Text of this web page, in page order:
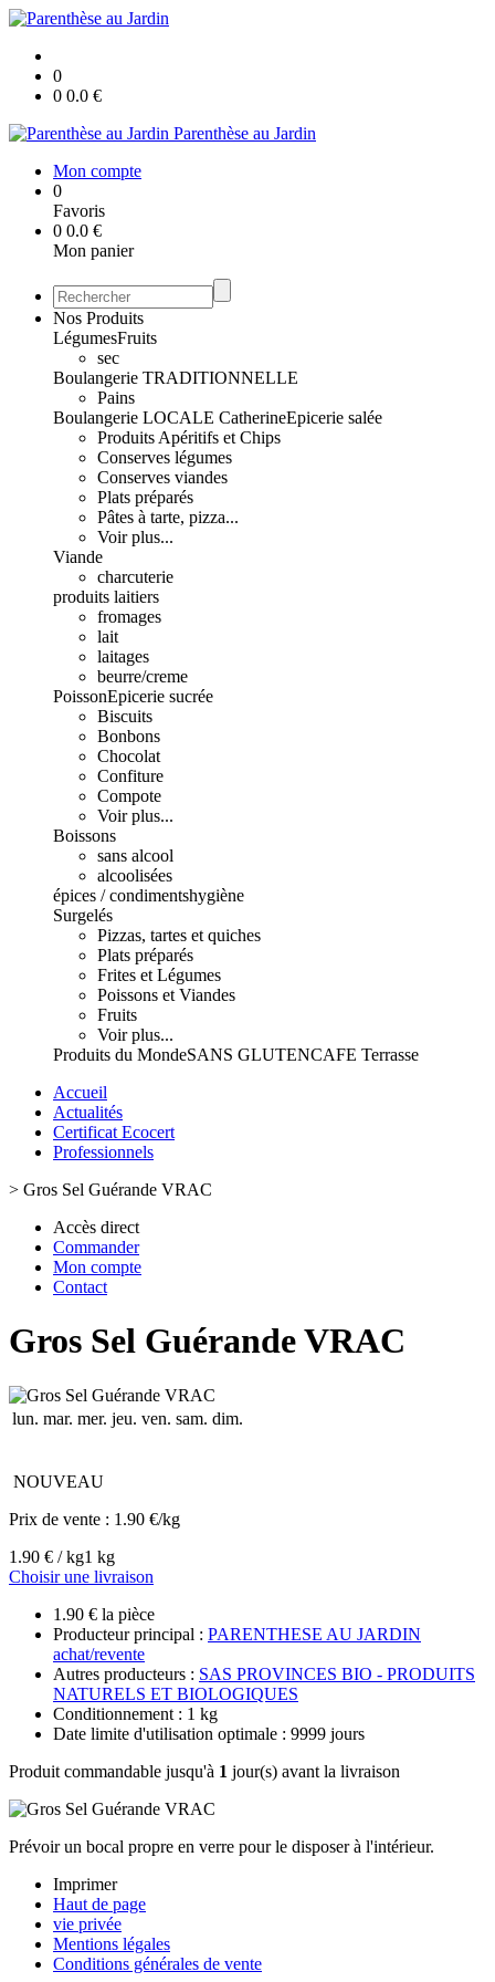
0
0 0.0 €
Parenthèse au Jardin
Mon compte
0
Favoris
0 0.0 €
Mon panier
Nos Produits
LégumesFruits
sec
Boulangerie TRADITIONNELLE
Pains
Boulangerie LOCALE CatherineEpicerie salée
Produits Apéritifs et Chips
Conserves légumes
Conserves viandes
Plats préparés
Pâtes à tarte, pizza...
Voir plus...
Viande
charcuterie
produits laitiers
fromages
lait
laitages
beurre/creme
PoissonEpicerie sucrée
Biscuits
Bonbons
Chocolat
Confiture
Compote
Voir plus...
Boissons
sans alcool
alcoolisées
épices / condimentshygiène
Surgelés
Pizzas, tartes et quiches
Plats préparés
Frites et Légumes
Poissons et Viandes
Fruits
Voir plus...
Produits du MondeSANS GLUTENCAFE Terrasse
Accueil
Actualités
Certificat Ecocert
Professionnels
> Gros Sel Guérande VRAC
Accès direct
Commander
Mon compte
Contact
Gros Sel Guérande VRAC
lun. mar. mer. jeu. ven. sam. dim.
NOUVEAU
Prix de vente : 1.90 €/kg
1.90 € / kg1 kg
Choisir une livraison
1.90 € la pièce
Producteur principal : PARENTHESE AU JARDIN
achat/revente
Autres producteurs : SAS PROVINCES BIO - PRODUITS
NATURELS ET BIOLOGIQUES
Conditionnement : 1 kg
Date limite d'utilisation optimale : 9999 jours
Produit commandable jusqu'à 1 jour(s) avant la livraison
Prévoir un bocal propre en verre pour le disposer à l'intérieur.
Imprimer
Haut de page
vie privée
Mentions légales
Conditions générales de vente